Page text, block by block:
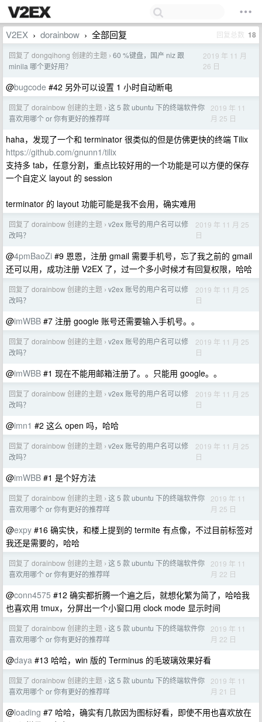
V2EX › dorainbow › 全部回复 回复总数 18
回复了 dongqihong 创建的主题 › 60 %键盘，国产 niz 跟
minila 哪个更好用？
2019 年 11 月
26 日
@bugcode #42 另外可以设置 1 小时自动断电
回复了 dorainbow 创建的主题 › 这 5 款 ubuntu 下的终端软件你
喜欢用哪个 or 你有更好的推荐咩
2019 年 11
月 25 日
haha，发现了一个和 terminator 很类似的但是仿佛更快的终端 Tilix
https://github.com/gnunn1/tilix
支持多 tab，任意分割，重点比较好用的一个功能是可以方便的保存
一个自定义 layout 的 session
terminator 的 layout 功能可能是我不会用，确实难用
回复了 dorainbow 创建的主题 › v2ex 账号的用户名可以修
改吗？
2019 年 11 月 25
日
@4pmBaoZi #9 恩恩，注册 gmail 需要手机号，忘了我之前的 gmail
还可以用，成功注册 V2EX 了，过一个多小时候才有回复权限，哈哈
回复了 dorainbow 创建的主题 › v2ex 账号的用户名可以修
改吗？
2019 年 11 月 25
日
@imWBB #7 注册 google 账号还需要输入手机号。。
回复了 dorainbow 创建的主题 › v2ex 账号的用户名可以修
改吗？
2019 年 11 月 25
日
@imWBB #1 现在不能用邮箱注册了。。只能用 google。。
回复了 dorainbow 创建的主题 › v2ex 账号的用户名可以修
改吗？
2019 年 11 月 25
日
@imn1 #2 这么 open 吗，哈哈
回复了 dorainbow 创建的主题 › v2ex 账号的用户名可以修
改吗？
2019 年 11 月 25
日
@imWBB #1 是个好方法
回复了 dorainbow 创建的主题 › 这 5 款 ubuntu 下的终端软件你
喜欢用哪个 or 你有更好的推荐咩
2019 年 11
月 25 日
@expy #16 确实快，和楼上提到的 termite 有点像，不过目前标签对
我还是需要的，哈哈
回复了 dorainbow 创建的主题 › 这 5 款 ubuntu 下的终端软件你
喜欢用哪个 or 你有更好的推荐咩
2019 年 11
月 22 日
@conn4575 #12 确实都折腾一个遍之后，就想化繁为简了，哈哈我
也喜欢用 tmux，分屏出一个小窗口用 clock mode 显示时间
回复了 dorainbow 创建的主题 › 这 5 款 ubuntu 下的终端软件你
喜欢用哪个 or 你有更好的推荐咩
2019 年 11
月 22 日
@daya #13 哈哈，win 版的 Terminus 的毛玻璃效果好看
回复了 dorainbow 创建的主题 › 这 5 款 ubuntu 下的终端软件你
喜欢用哪个 or 你有更好的推荐咩
2019 年 11
月 21 日
@loading #7 哈哈，确实有几款因为图标好看，即使不用也喜欢放在